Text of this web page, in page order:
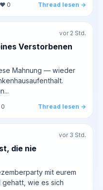
❤️ 0 Thread lesen →
vor 2 Std.
Verstorbenen
Mahnung — wieder
0 Thread lesen →
vor 3 Std.
die nie
mit eurem
gehatt, wie es sich